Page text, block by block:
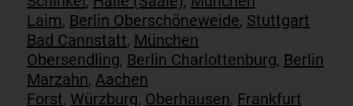
Laim, Berlin Oberschöneweide, Stuttgart
Bad Cannstatt, München
Obersendling, Berlin Charlottenburg, Berlin
Marzahn, Aachen
Forst, Würzburg, Oberhausen, Frankfurt